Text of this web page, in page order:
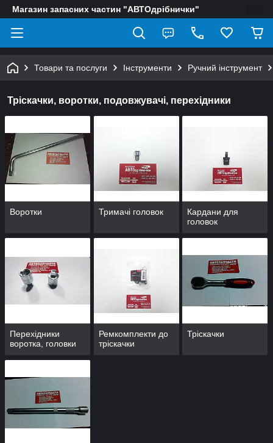
Магазин запасних частин "АВТОдрібнички"
Товари та послуги Інструменти Ручний інструмент
Тріскачки, воротки, подовжувачі, перехідники
Воротки Тримачі головок
Кардани для
головок
Перехідники
воротка, головки
Ремкомплекти до
тріскачки
Тріскачки